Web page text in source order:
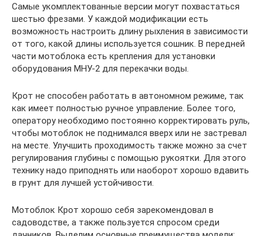
Самые укомплектованные версии могут похвастаться
шестью фрезами. У каждой модификации есть
возможность настроить длину рыхления в зависимости
от того, какой длины используется сошник. В передней
части мотоблока есть крепления для установки
оборудования МНУ-2 для перекачки воды.
Крот не способен работать в автономном режиме, так
как имеет полностью ручное управление. Более того,
оператору необходимо постоянно корректировать руль,
чтобы мотоблок не поднимался вверх или не застревал
на месте. Улучшить проходимость также можно за счет
регулирования глубины с помощью рукоятки. Для этого
технику надо приподнять или наоборот хорошо вдавить
в грунт для лучшей устойчивости.
Мотоблок Крот хорошо себя зарекомендовал в
садоводстве, а также пользуется спросом среди